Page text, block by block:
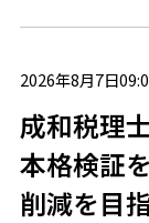
2026年8月7日
成和税理
本格検証
削減を目